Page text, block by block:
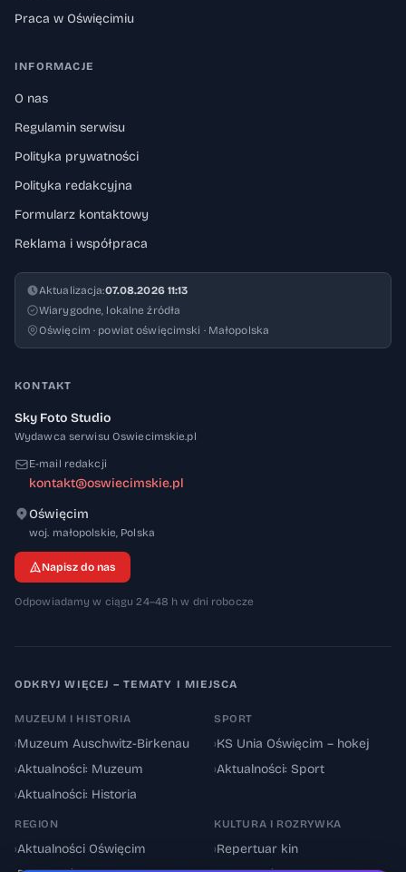
Praca w Oświęcimiu
INFORMACJE
O nas
Regulamin serwisu
Polityka prywatności
Polityka redakcyjna
Formularz kontaktowy
Reklama i współpraca
Aktualizacja:07.08.2026 11:13
Wiarygodne, lokalne źródła
Oświęcim · powiat oświęcimski · Małopolska
KONTAKT
Sky Foto Studio
Wydawca serwisu Oswiecimskie.pl
E-mail redakcji
kontakt@oswiecimskie.pl
Oświęcim
woj. małopolskie, 32-600
Polska
Napisz do nas
Odpowiadamy w ciągu 24–48 h w dni robocze
ODKRYJ WIĘCEJ – TEMATY I MIEJSCA
MUZEUM I HISTORIA
›Muzeum Auschwitz-Birkenau
›Aktualności: Muzeum
›Aktualności: Historia
SPORT
›KS Unia Oświęcim – hokej
›Aktualności: Sport
REGION
›Aktualności Oświęcim
KULTURA I ROZRYWKA
›Repertuar kin